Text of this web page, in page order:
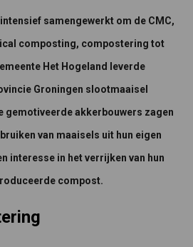
samengewerkt om de CMC,
composting, compostering tot
Het Hogeland leverde
Groningen slootmaaisel
gemotiveerde akkerbouwers zagen
van maaisels uit hun eigen
interesse in het verrijken van hun
compost.